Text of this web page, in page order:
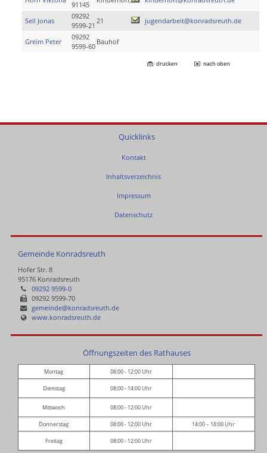
91145
Sell Jonas
09292
9599-21
21 jugendarbeit@konradsreuth.de
Greim Peter
09292
9599-60
Bauhof
drucken nach oben
Quicklinks
Kontakt
Inhaltsverzeichnis
Impressum
Datenschutz
Gemeinde Konradsreuth
Hofer Str. 8
95176 Konradsreuth
09292 9599-0
09292 9599-70
gemeinde@konradsreuth.de
www.konradsreuth.de
Öffnungszeiten des Rathauses
Montag 08:00 - 12:00 Uhr
Dienstag 08:00 - 14:00 Uhr
Mittwoch 08:00 - 12:00 Uhr
Donnerstag 08:00 - 12:00 Uhr 14:00 – 18:00 Uhr
Freitag 08:00 - 12:00 Uhr